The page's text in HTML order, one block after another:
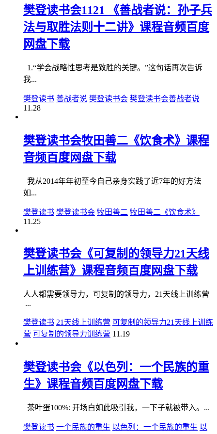
樊登读书会1121 《善战者说：孙子兵
法与取胜法则十二讲》课程音频百度
网盘下载
1.“学会战略性思考是致胜的关键。”这句话再次告诉
我...
樊登读书 善战者说 樊登读书会 樊登读书会善战者说
11.28
樊登读书会牧田善二《饮食术》课程
音频百度网盘下载
我从2014年年初至今自己亲身实践了近7年的好方法
如...
樊登读书 樊登读书会 牧田善二 牧田善二《饮食术》
11.25
樊登读书会《可复制的领导力21天线
上训练营》课程音频百度网盘下载
人人都需要领导力，可复制的领导力，21天线上训练营
...
樊登读书 21天线上训练营 可复制的领导力21天线上训练
营 可复制的领导力训练营 11.19
樊登读书会《以色列：一个民族的重
生》课程音频百度网盘下载
茶叶蛋100%: 开场白如此吸引我，一下子就被带入。...
樊登读书 一个民族的重生 以色列：一个民族的重生 以